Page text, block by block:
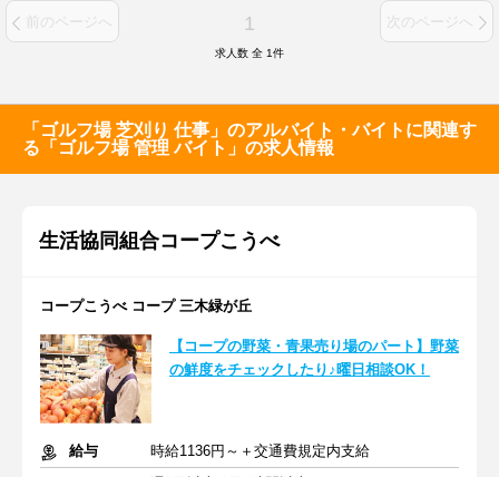
前のページへ 1 次のページへ
求人数 全 1件
「ゴルフ場 芝刈り 仕事」のアルバイト・バイトに関連す
る「ゴルフ場 管理 バイト」の求人情報
生活協同組合コープこうべ
コープこうべ コープ 三木緑が丘
【コープの野菜・青果売り場のパート】野菜
の鮮度をチェックしたり♪曜日相談OK！
給与
時給1136円～＋交通費規定内支給